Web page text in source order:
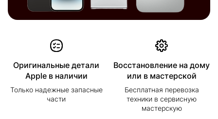
Оригинальные детали
Apple в наличии
Только надежные запасные
части
Восстановление на дому
или в мастерской
Бесплатная перевозка
техники в сервисную
мастерскую